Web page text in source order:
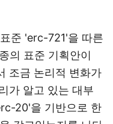
준 'erc-721'을 따른
의 표준 기획안이
조금 논리적 변화가
가 알고 있는 대부
20'을 기반으로 한